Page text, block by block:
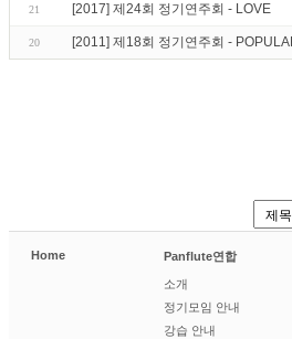
21 [2017] 제24회 정기연주회 - LOVE
20 [2011] 제18회 정기연주회 -
Home Panflute연합
소개
정기모임 안내
강습 안내